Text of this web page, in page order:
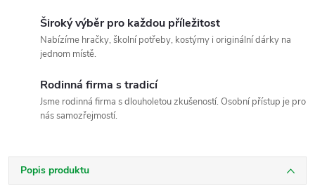
Široký výběr pro každou příležitost
Nabízíme hračky, školní potřeby, kostýmy i originální dárky na
jednom místě.
Rodinná firma s tradicí
Jsme rodinná firma s dlouholetou zkušeností. Osobní přístup je pro
nás samozřejmostí.
Popis produktu